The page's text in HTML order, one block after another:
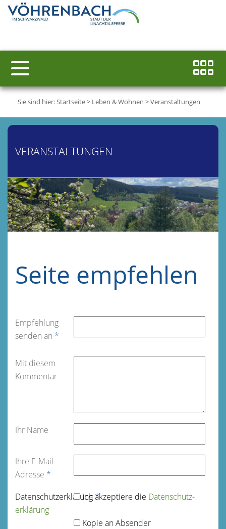
Sie sind hier:Startseite> Leben & Wohnen >Veranstaltungen
VERANSTALTUNGEN
Seite empfehlen
Empfehlung
senden an *
Mit diesem
Kommentar
Ihr Name
Ihre E-Mail-
Adresse *
Datenschutz­erklärung*
Ich akzeptiere die Datenschutz­
erklärung
Kopie an Absender